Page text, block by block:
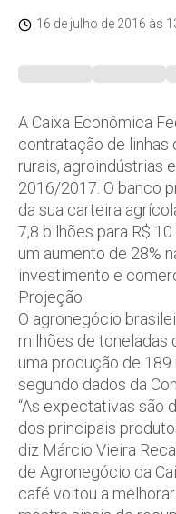
16 de julho de 2016 às
A Caixa Econômica
contratação de
rurais, agroindústrias
2016/2017. O banco
da sua carteira
7,8 bilhões para R$
um aumento de 28%
investimento e
Projeção
O agronegócio
milhões de toneladas
uma produção de
segundo dados da
“As expectativas são
dos principais
diz Márcio Vieira
de Agronegócio da
café voltou a